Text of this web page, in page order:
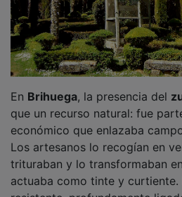
que un recurso natural: fue
económico que enlazaba
Los artesanos lo recogían en
trituraban y lo transformaban
actuaba como tinte y
resistente, profundamente